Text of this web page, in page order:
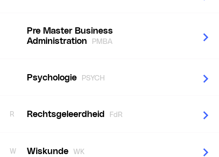
Pre Master Business
Administration
PMBA
Psychologie PSYCH
R Rechtsgeleerdheid FdR
W Wiskunde WK